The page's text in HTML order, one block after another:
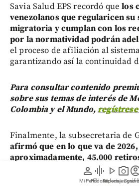
person
Mi Perfil
graphic_eq
Pódcast
play_arrow
Videos
photo_camera
Reportajes
Savia Salud EPS recordó que los
venezolanos que regularicen su
migratoria y cumplan con los
por la normatividad podrán
el proceso de afiliación al
garantizando así la continuidad
Para consultar contenido
sobre sus temas de interés de
Colombia y el Mundo,
Finalmente, la subsecretaria de
afirmó que en lo que va de
aproximadamente, 45.000
Salud, sino de todas las EPS.